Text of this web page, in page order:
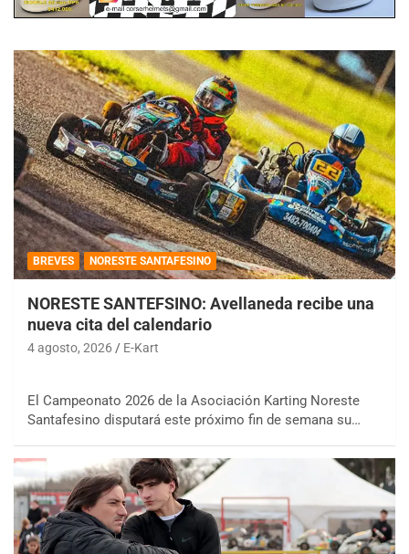
BREVES NORESTE SANTAFESINO
NORESTE SANTEFSINO: Avellaneda recibe una
nueva cita del calendario
4 agosto, 2026 E-Kart
El Campeonato 2026 de la Asociación Karting Noreste
Santafesino disputará este próximo fin de semana su…